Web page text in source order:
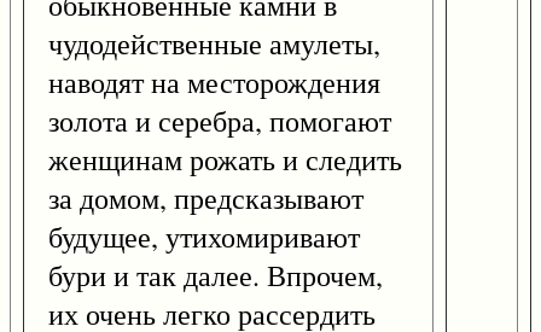
чудодейственные амулеты,
наводят на месторождения
золота и серебра, помогают
женщинам рожать и следить
за домом, предсказывают
будущее, утихомиривают
бури и так далее. Впрочем,
их очень легко рассердить